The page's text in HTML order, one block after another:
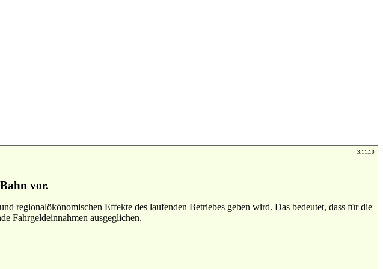
3.11.10
vor.
regionalökönomischen Effekte des laufenden Betriebes geben wird. Das bedeutet, dass für die
Fahrgeldeinnahmen ausgeglichen.